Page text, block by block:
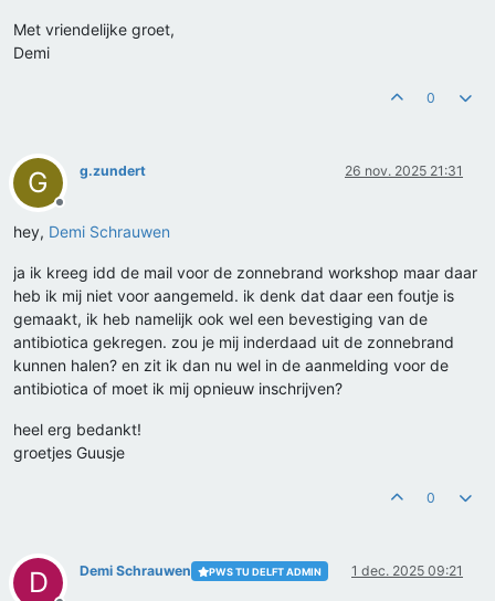
Met vriendelijke groet,
Demi
0
G
Offline
g.zundert 26 nov. 2025 21:31
hey, Demi Schrauwen
ja ik kreeg idd de mail voor de zonnebrand workshop maar daar
heb ik mij niet voor aangemeld. ik denk dat daar een foutje is
gemaakt, ik heb namelijk ook wel een bevestiging van de
antibiotica gekregen. zou je mij inderdaad uit de zonnebrand
kunnen halen? en zit ik dan nu wel in de aanmelding voor de
antibiotica of moet ik mij opnieuw inschrijven?
heel erg bedankt!
groetjes Guusje
0
D Demi Schrauwen PWS TU DELFT ADMIN 1 dec. 2025 09:21